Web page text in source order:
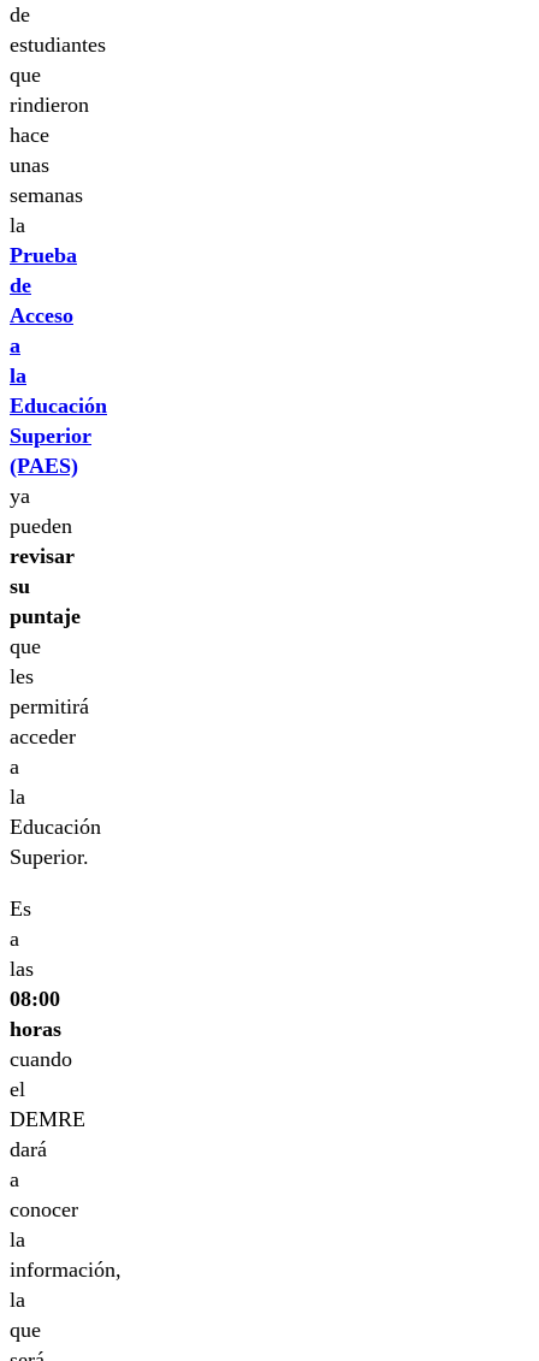
de
estudiantes
que
rindieron
hace
unas
semanas
la
Prueba
de
Acceso
a
la
Educación
Superior
(PAES)
ya
pueden
revisar
su
puntaje
que
les
permitirá
acceder
a
la
Educación
Superior.
Es
a
las
08:00
horas
cuando
el
DEMRE
dará
a
conocer
la
información,
la
que